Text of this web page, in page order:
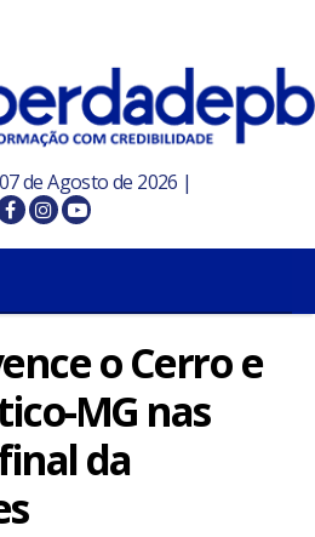
de Agosto de 2026 |
o Cerro e
MG nas
da